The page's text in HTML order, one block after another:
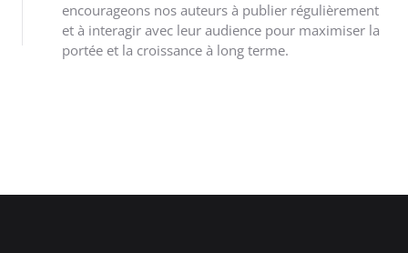
encourageons nos auteurs à publier régulièrement
et à interagir avec leur audience pour maximiser la
portée et la croissance à long terme.